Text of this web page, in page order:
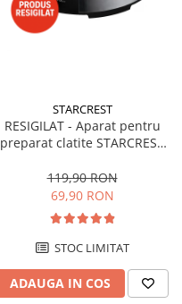
STARCREST
RESIGILAT - Aparat pentru
preparat clatite STARCREST
invelis ceramic antiaderent,
30 cm, Inox / Negru
119,90 RON
69,90 RON
STOC LIMITAT
ADAUGA IN COS